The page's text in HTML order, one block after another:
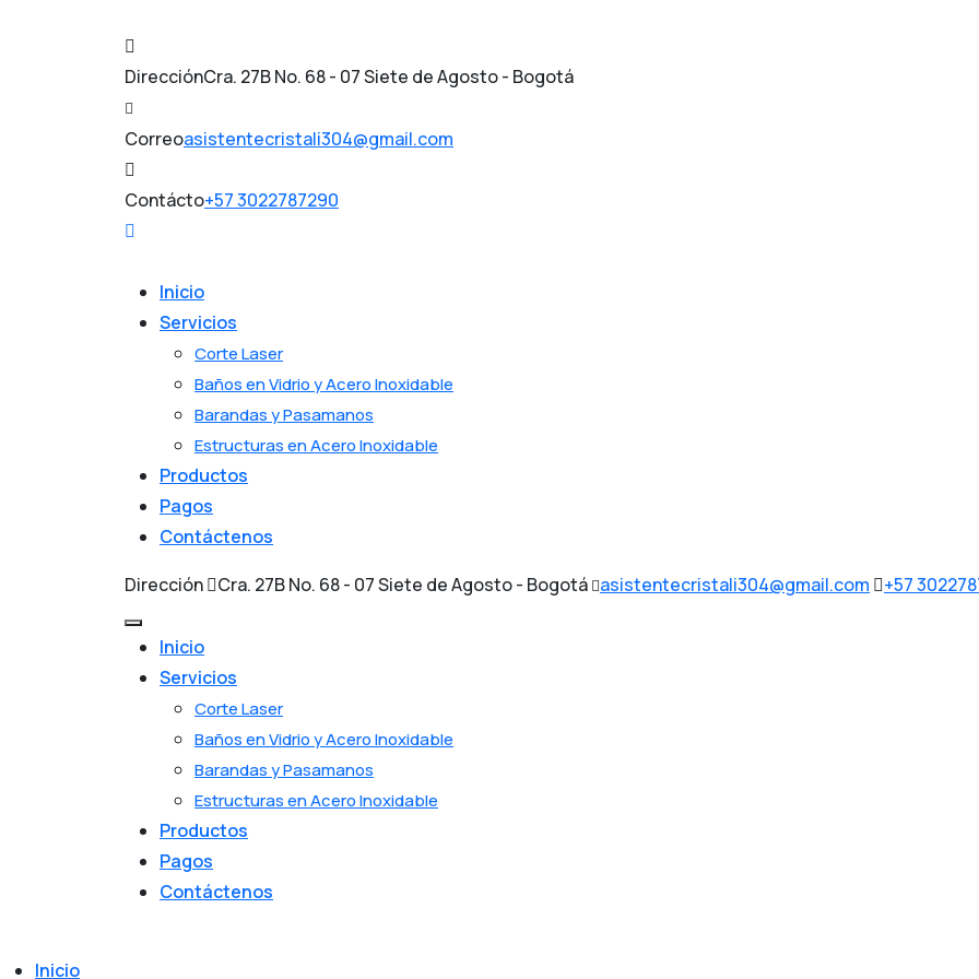
DirecciónCra. 27B No. 68 - 07 Siete de Agosto - Bogotá
Correoasistentecristali304@gmail.com
Contácto+57 3022787290
Inicio
Servicios
Corte Laser
Baños en Vidrio y Acero Inoxidable
Barandas y Pasamanos
Estructuras en Acero Inoxidable
Productos
Pagos
Contáctenos
Dirección
Cra. 27B No. 68 - 07 Siete de Agosto - Bogotá asistentecristali304@gmail.com +57
Inicio
Servicios
Corte Laser
Baños en Vidrio y Acero Inoxidable
Barandas y Pasamanos
Estructuras en Acero Inoxidable
Productos
Pagos
Contáctenos
Inicio